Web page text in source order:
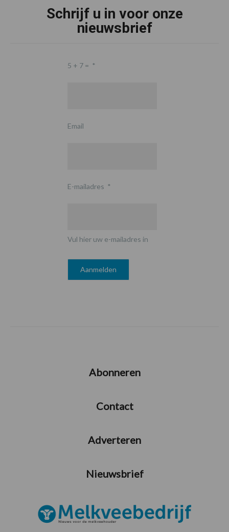
Schrijf u in voor onze
nieuwsbrief
5 + 7 = *
Email
E-mailadres *
Vul hier uw e-mailadres in
Abonneren
Contact
Adverteren
Nieuwsbrief